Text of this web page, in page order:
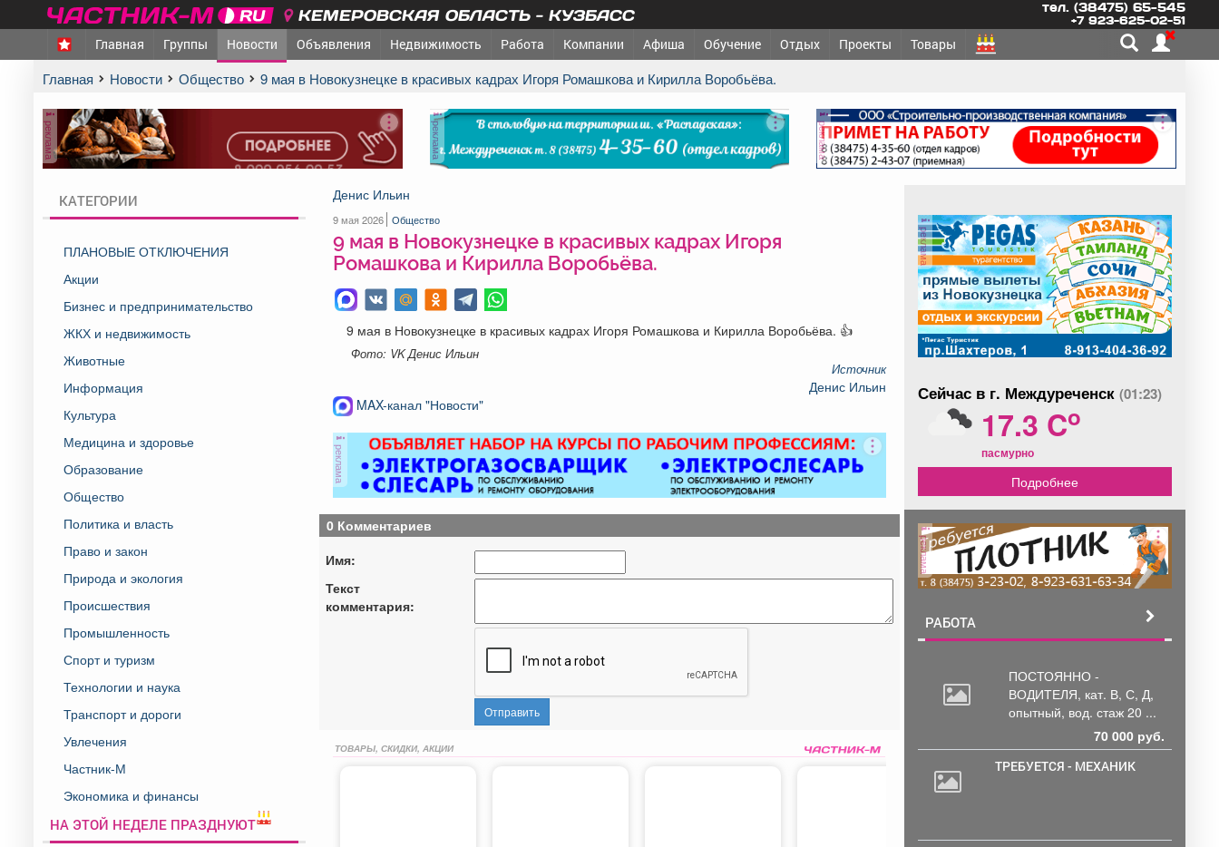
КЕМЕРОВСКАЯ ОБЛАСТЬ - КУЗБАСС тел. (38475) 65-545
+7 923-625-02-51
Главная Группы Новости Объявления Недвижимость Работа Компании Афиша Обучение Отдых Проекты Товары
Главная Новости Общество 9 мая в Новокузнецке в красивых кадрах Игоря Ромашкова и Кирилла Воробьёва.
реклама реклама реклама
КАТЕГОРИИ
ПЛАНОВЫЕ ОТКЛЮЧЕНИЯ
Акции
Бизнес и предпринимательство
ЖКХ и недвижимость
Животные
Информация
Культура
Медицина и здоровье
Образование
Общество
Политика и власть
Право и закон
Природа и экология
Происшествия
Промышленность
Спорт и туризм
Технологии и наука
Транспорт и дороги
Увлечения
Частник-М
Экономика и финансы
НА ЭТОЙ НЕДЕЛЕ ПРАЗДНУЮТ
Денис Ильин
9 мая 2026 Общество
9 мая в Новокузнецке в красивых кадрах Игоря
Ромашкова и Кирилла Воробьёва.
9 мая в Новокузнецке в красивых кадрах Игоря Ромашкова и Кирилла Воробьёва. 👍
Фото: VK Денис Ильин
Источник
Денис Ильин
MAX-канал "Новости"
реклама
0 Комментариев
Имя:
Текст
комментария:
Отправить
ТОВАРЫ, СКИДКИ, АКЦИИ
реклама
Сейчас в г. Междуреченск (01:23)
17.3 Co
пасмурно
Подробнее
реклама
РАБОТА
ПОСТОЯННО -
ВОДИТЕЛЯ, кат. В, С, Д,
опытный, вод. стаж 20 ...
70 000 руб.
ТРЕБУЕТСЯ - МЕХАНИК